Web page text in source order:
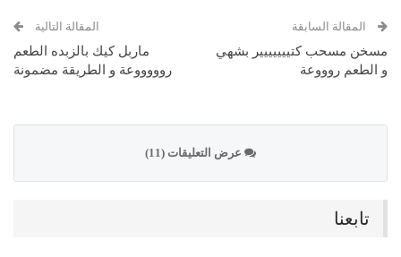
المقالة السابقة
مسخن مسحب كتييييييير بشهي
و الطعم روووعة
المقالة التالية
ماربل كيك بالزبده الطعم
روووووعة و الطريقة مضمونة
عرض التعليقات (11)
تابعنا